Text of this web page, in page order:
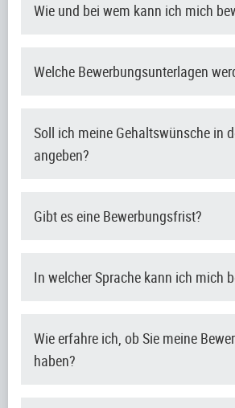
Wie und bei wem kann ich mich
Welche Bewerbungsunterlagen
Soll ich meine Gehaltswünsche in
angeben?
Gibt es eine Bewerbungsfrist?
In welcher Sprache kann ich mich
Wie erfahre ich, ob Sie meine
haben?